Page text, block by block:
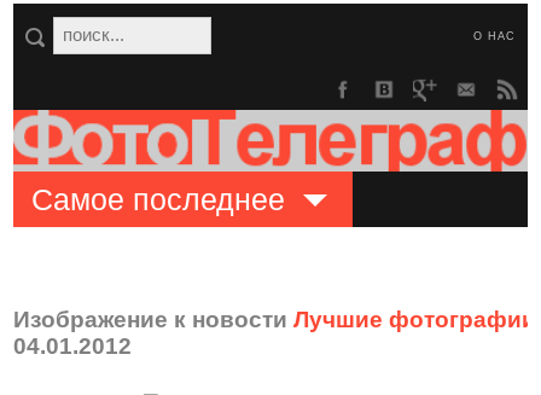
О НАС
Самое последнее
Изображение к новостиЛучшие фотографии
04.01.2012